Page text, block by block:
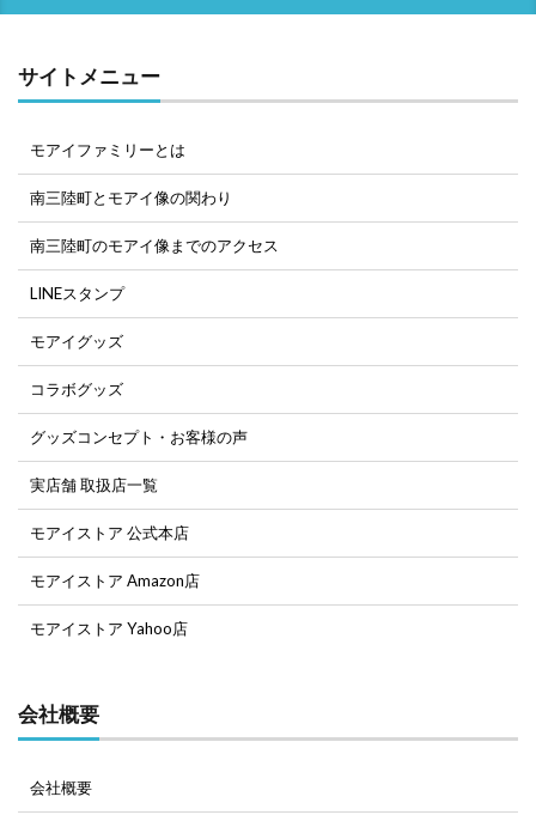
サイトメニュー
モアイファミリーとは
南三陸町とモアイ像の関わり
南三陸町のモアイ像までのアクセス
LINEスタンプ
モアイグッズ
コラボグッズ
グッズコンセプト・お客様の声
実店舗 取扱店一覧
モアイストア 公式本店
モアイストア Amazon店
モアイストア Yahoo店
会社概要
会社概要